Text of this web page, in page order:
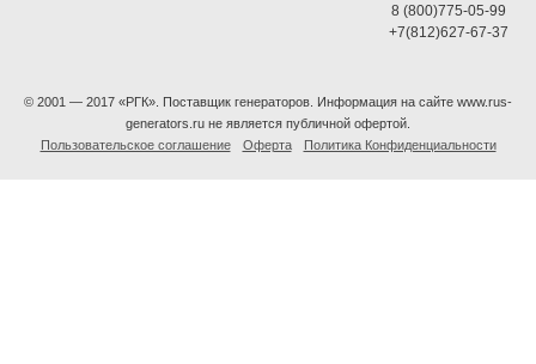
8 (800)775-05-99
+7(812)627-67-37
© 2001 — 2017 «РГК». Поставщик генераторов. Информация на сайте www.rus-
generators.ru не является публичной офертой.
Пользовательское соглашение
Оферта Политика Конфиденциальности